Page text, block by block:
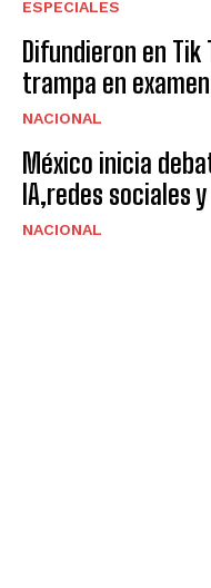
ESPECIALES
Difundieron en
trampa en examen
NACIONAL
México inicia
IA,redes sociales
NACIONAL